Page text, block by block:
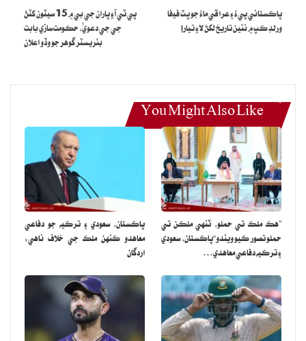
پاڪستاني پيءُ ۽ عراقي ماءُ جو پٽ فيفا
ورلڊ ڪپ ۾ نئين تاريخ لکڻ لاءِ تيار!
پي ٽي آءِ پاران جي بي ۾ 15 سيٽون کٽڻ
جي جي دعويٰ، حڪومت سازي بابت
بئريسٽر گوهر جو وڏو اعلان
You Might Also Like
”هڪ ملڪ تي حملو، ٽنهي ملڪن تي
حملو تصور ڪيو ويندو“پاڪستان، سعودي
۽ ترڪيه دفاعي معاهدي…
پاڪستان، سعودي ۽ ترڪيه جو دفاعي
معاهدو ڪنهن ملڪ جي خلاف ناهي:
اردگان